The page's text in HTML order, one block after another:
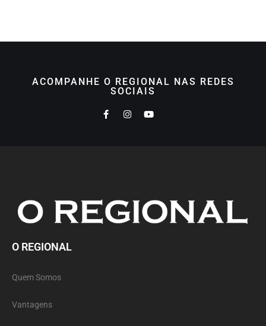
ACOMPANHE O REGIONAL NAS REDES
SOCIAIS
O REGIONAL
Quem Somos
Vantagens